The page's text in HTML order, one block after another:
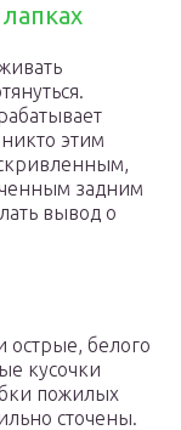
этим
задним
вывод о
острые, белого
кусочки
пожилых
сточены.